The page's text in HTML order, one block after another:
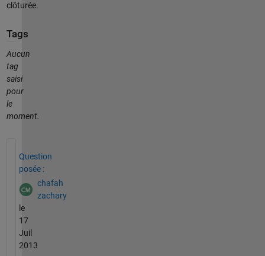
clôturée.
Tags
Aucun
tag
saisi
pour
le
moment.
Question
posée :
chafah
zachary
le
17
Juil
2013